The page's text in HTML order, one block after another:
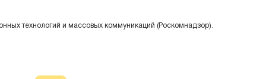
технологий и массовых коммуникаций (Роскомнадзор).